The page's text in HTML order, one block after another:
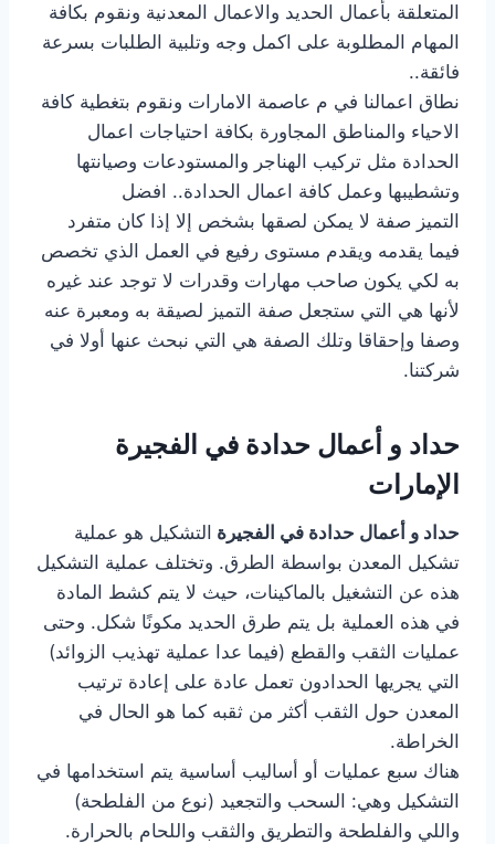
المتعلقة بأعمال الحديد والاعمال المعدنية ونقوم بكافة
المهام المطلوبة على اكمل وجه وتلبية الطلبات بسرعة
فائقة..
نطاق اعمالنا في م عاصمة الامارات ونقوم بتغطية كافة
الاحياء والمناطق المجاورة بكافة احتياجات اعمال
الحدادة مثل تركيب الهناجر والمستودعات وصيانتها
وتشطيبها وعمل كافة اعمال الحدادة.. افضل
التميز صفة لا يمكن لصقها بشخص إلا إذا كان متفرد
فيما يقدمه ويقدم مستوى رفيع في العمل الذي تخصص
به لكي يكون صاحب مهارات وقدرات لا توجد عند غيره
لأنها هي التي ستجعل صفة التميز لصيقة به ومعبرة عنه
وصفا وإحقاقا وتلك الصفة هي التي نبحث عنها أولا في
شركتنا.
حداد و أعمال حدادة في الفجيرة
الإمارات
حداد و أعمال حدادة في الفجيرة التشكيل هو عملية
تشكيل المعدن بواسطة الطرق. وتختلف عملية التشكيل
هذه عن التشغيل بالماكينات، حيث لا يتم كشط المادة
في هذه العملية بل يتم طرق الحديد مكونًا شكل. وحتى
عمليات الثقب والقطع (فيما عدا عملية تهذيب الزوائد)
التي يجريها الحدادون تعمل عادة على إعادة ترتيب
المعدن حول الثقب أكثر من ثقبه كما هو الحال في
الخراطة.
هناك سبع عمليات أو أساليب أساسية يتم استخدامها في
التشكيل وهي: السحب والتجعيد (نوع من الفلطحة)
واللي والفلطحة والتطريق والثقب واللحام بالحرارة.